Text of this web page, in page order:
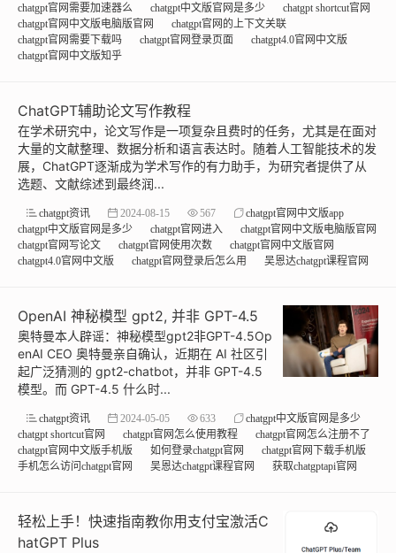
chatgpt官网需要加速器么
chatgpt中文版官网是多少
chatgpt shortcut官网
chatgpt官网中文版电脑版官网
chatgpt官网的上下文关联
chatgpt官网需要下载吗
chatgpt官网登录页面
chatgpt4.0官网中文版
chatgpt官网中文版知乎
ChatGPT辅助论文写作教程
在学术研究中，论文写作是一项复杂且费时的任务，尤其是在面对
大量的文献整理、数据分析和语言表达时。随着人工智能技术的发
展，ChatGPT逐渐成为学术写作的有力助手，为研究者提供了从
选题、文献综述到最终润...
chatgpt资讯 2024-08-15 567
chatgpt官网中文版app
chatgpt中文版官网是多少
chatgpt官网进入
chatgpt官网中文版电脑版官网
chatgpt官网写论文
chatgpt官网使用次数
chatgpt官网中文版官网
chatgpt4.0官网中文版
chatgpt官网登录后怎么用 吴恩达chatgpt课程官网
OpenAI 神秘模型 gpt2, 并非 GPT-4.5
奥特曼本人辟谣：神秘模型gpt2非GPT-4.5Op
enAI CEO 奥特曼亲自确认，近期在 AI 社区引
起广泛猜测的 gpt2-chatbot，并非 GPT-4.5
模型。而 GPT-4.5 什么时...
chatgpt资讯 2024-05-05 633
chatgpt中文版官网是多少
chatgpt shortcut官网
chatgpt官网怎么使用教程
chatgpt官网怎么注册不了
chatgpt官网中文版手机版
如何登录chatgpt官网
chatgpt官网下载手机版
手机怎么访问chatgpt官网
吴恩达chatgpt课程官网 获取chatgptapi官网
轻松上手！快速指南教你用支付宝激活C
hatGPT Plus